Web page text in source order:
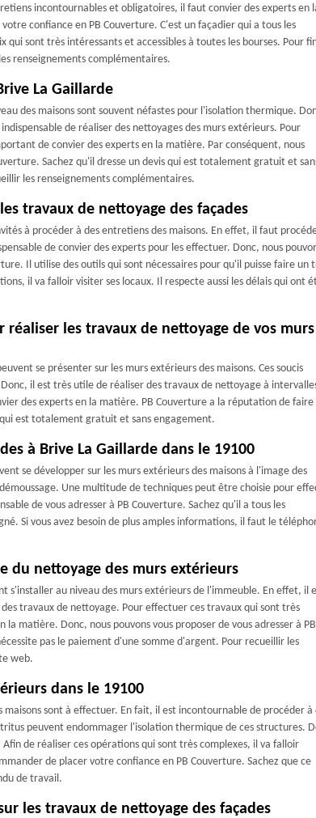
incontournables et obligatoires, il faut convier des experts en
confiance en PB Couverture. C'est un façadier qui a tous les
sont très intéressants et accessibles à toutes les bourses. Pour
renseignements complémentaires.
La Gaillarde
des maisons sont souvent néfastes pour l'isolation thermique.
de réaliser des nettoyages des murs extérieurs. Pour
de convier des experts en la matière. Par conséquent, nous
Sachez qu'il dresse un devis qui est totalement gratuit et
les renseignements complémentaires.
travaux de nettoyage des façades
à procéder à des entretiens des maisons. En effet, il faut
de convier des experts pour les effectuer. Donc, nous
Il utilise des outils qui sont nécessaires pour qu'il puisse faire un
il va falloir visiter ses locaux. Il respecte aussi les délais qui ont
réaliser les travaux de nettoyage de vos murs
se présenter sur les murs extérieurs des maisons. Ces soucis
il est très utile de réaliser des travaux de nettoyage à
des experts en la matière. PB Couverture a la réputation de faire
est totalement gratuit et sans engagement.
à Brive La Gaillarde dans le 19100
se développer sur les murs extérieurs des maisons à l'image des
Une multitude de techniques peut être choisie pour
de vous adresser à PB Couverture. Sachez qu'il a tous les
Si vous avez besoin de plus amples informations, il faut le
du nettoyage des murs extérieurs
s'installer au niveau des murs extérieurs de l'immeuble. En effet, il
travaux de nettoyage. Pour effectuer ces travaux qui sont très
matière. Donc, nous pouvons vous proposer de vous adresser à PB
pas le paiement d'une somme d'argent. Pour recueillir les
web.
dans le 19100
sont à effectuer. En fait, il est incontournable de procéder à
peuvent endommager l'isolation thermique de ces structures.
de réaliser ces opérations qui sont très complexes, il va falloir
de placer votre confiance en PB Couverture. Sachez que ce
de travail.
les travaux de nettoyage des façades